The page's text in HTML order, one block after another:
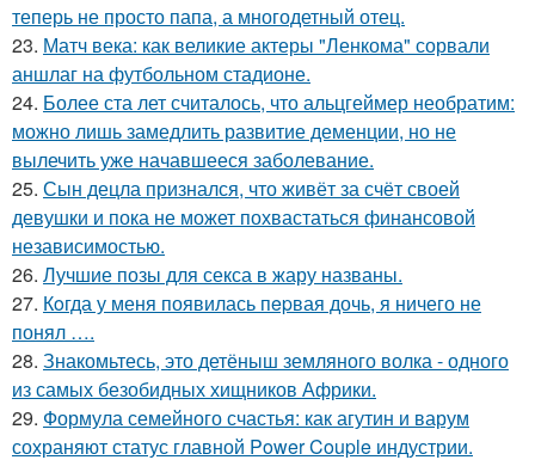
теперь не просто папа, а многодетный отец.
23. Матч века: как великие актеры "Ленкома" сорвали
аншлаг на футбольном стадионе.
24. Более ста лет считалось, что альцгеймер необратим:
можно лишь замедлить развитие деменции, но не
вылечить уже начавшееся заболевание.
25. Сын децла признался, что живёт за счёт своей
девушки и пока не может похвастаться финансовой
независимостью.
26. Лучшие позы для секса в жару названы.
27. Кoгда у меня появилась пepвая дочь, я ничего не
понял ….
28. Знакомьтесь, это детёныш земляного волка - одного
из самых безобидных хищников Африки.
29. Формула семейного счастья: как агутин и варум
сохраняют статус главной Power Couple индустрии.